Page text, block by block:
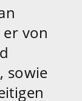
von
sowie